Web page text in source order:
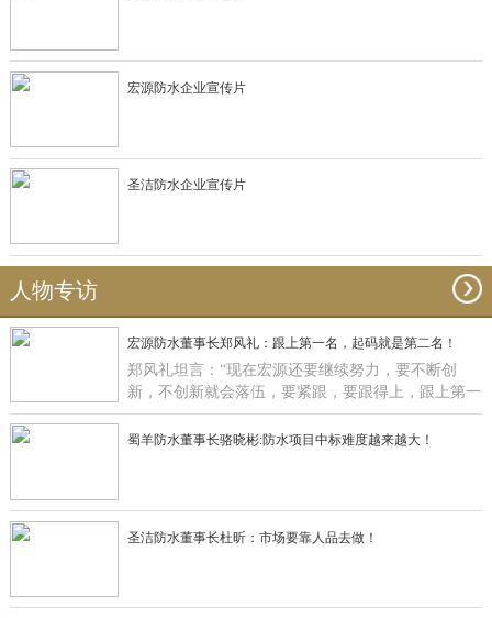
宏源防水企业宣传片
圣洁防水企业宣传片
人物专访
宏源防水董事长郑风礼：跟上第一名，起码就是第二名！
郑风礼坦言：“现在宏源还要继续努力，要不断创
新，不创新就会落伍，要紧跟，要跟得上，跟上第一
名，起码就是第二名了”。
蜀羊防水董事长骆晓彬:防水项目中标难度越来越大！
圣洁防水董事长杜昕：市场要靠人品去做！